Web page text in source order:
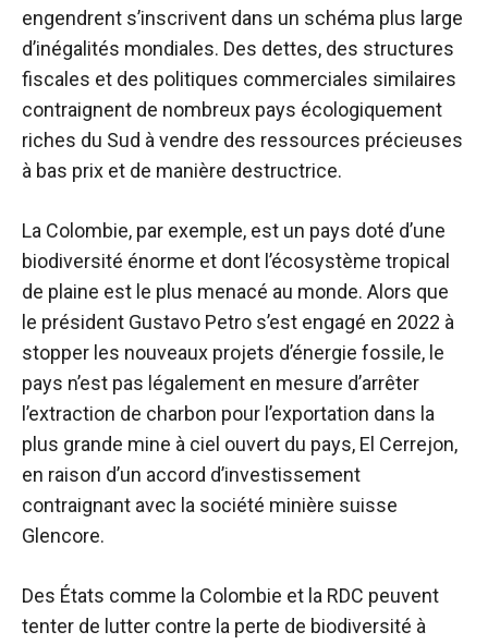
engendrent s’inscrivent dans un schéma plus large
d’inégalités mondiales. Des dettes, des structures
fiscales et des politiques commerciales similaires
contraignent de nombreux pays écologiquement
riches du Sud à vendre des ressources précieuses
à bas prix et de manière destructrice.
La Colombie, par exemple, est un pays doté d’une
biodiversité énorme et dont l’écosystème tropical
de plaine est le plus menacé au monde. Alors que
le président Gustavo Petro s’est engagé en 2022 à
stopper les nouveaux projets d’énergie fossile, le
pays n’est pas légalement en mesure d’arrêter
l’extraction de charbon pour l’exportation dans la
plus grande mine à ciel ouvert du pays, El Cerrejon,
en raison d’un accord d’investissement
contraignant avec la société minière suisse
Glencore.
Des États comme la Colombie et la RDC peuvent
tenter de lutter contre la perte de biodiversité à